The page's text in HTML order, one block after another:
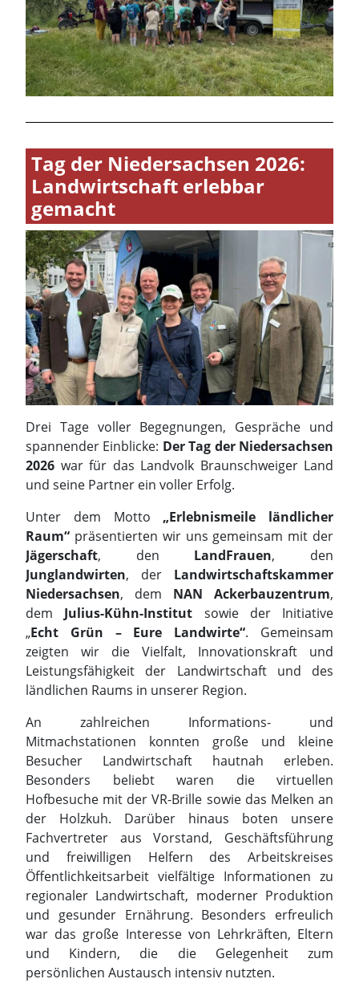
Tag der Niedersachsen 2026:
Landwirtschaft erlebbar
gemacht
Drei Tage voller Begegnungen, Gespräche und
spannender Einblicke: Der Tag der Niedersachsen
2026 war für das Landvolk Braunschweiger Land
und seine Partner ein voller Erfolg.
Unter dem Motto„Erlebnismeile ländlicher
Raum“ präsentierten wir uns gemeinsam mit der
Jägerschaft, den LandFrauen, den
Junglandwirten, der Landwirtschaftskammer
Niedersachsen, dem NAN Ackerbauzentrum,
demJulius-Kühn-Institut sowie der Initiative
„Echt Grün – Eure Landwirte“. Gemeinsam
zeigten wir die Vielfalt, Innovationskraft und
Leistungsfähigkeit der Landwirtschaft und des
ländlichen Raums in unserer Region.
An zahlreichen Informations- und
Mitmachstationen konnten große und kleine
Besucher Landwirtschaft hautnah erleben.
Besonders beliebt waren die virtuellen
Hofbesuche mit der VR-Brille sowie das Melken an
der Holzkuh. Darüber hinaus boten unsere
Fachvertreter aus Vorstand, Geschäftsführung
und freiwilligen Helfern des Arbeitskreises
Öffentlichkeitsarbeit vielfältige Informationen zu
regionaler Landwirtschaft, moderner Produktion
und gesunder Ernährung. Besonders erfreulich
war das große Interesse von Lehrkräften, Eltern
und Kindern, die die Gelegenheit zum
persönlichen Austausch intensiv nutzten.